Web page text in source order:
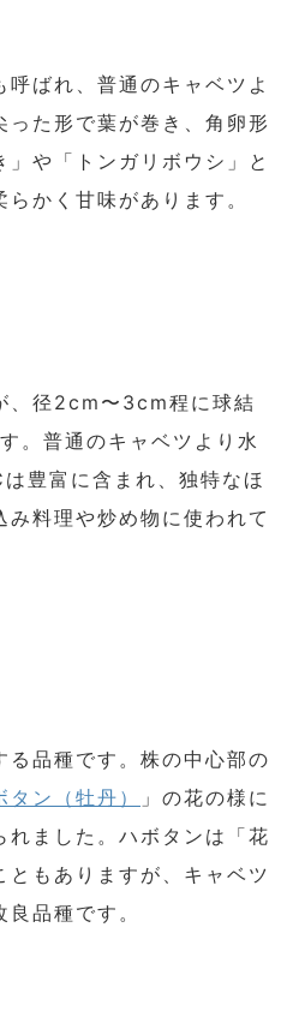
ばれ、普通のキャベツよ
った形で葉が巻き、角卵形
や「トンガリボウシ」と
かく甘味があります。
、径2cm〜3cm程に球結
。普通のキャベツより水
豊富に含まれ、独特なほ
料理や炒め物に使われて
る品種です。株の中心部の
タン（牡丹）
」の花の様に
れました。ハボタンは「花
ともありますが、キャベツ
良品種です。